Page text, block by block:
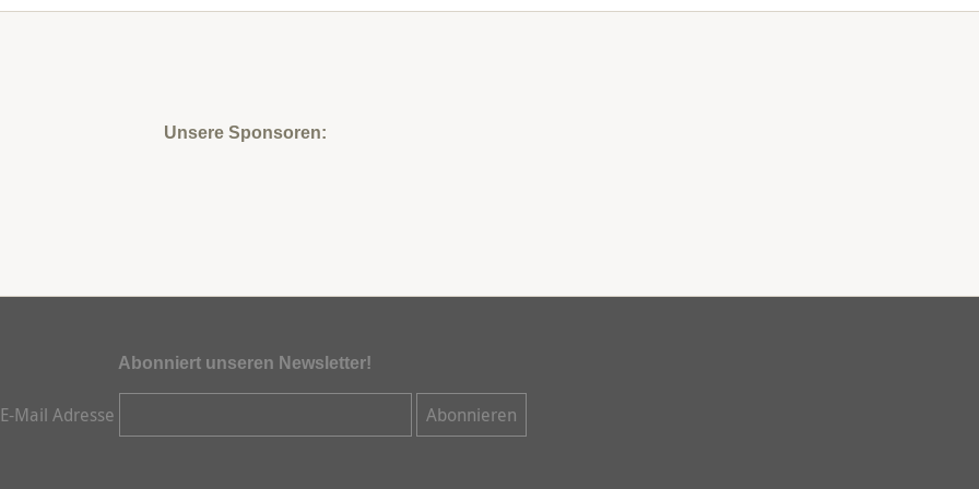
Unsere Sponsoren:
Abonniert unseren Newsletter!
Mail Adresse